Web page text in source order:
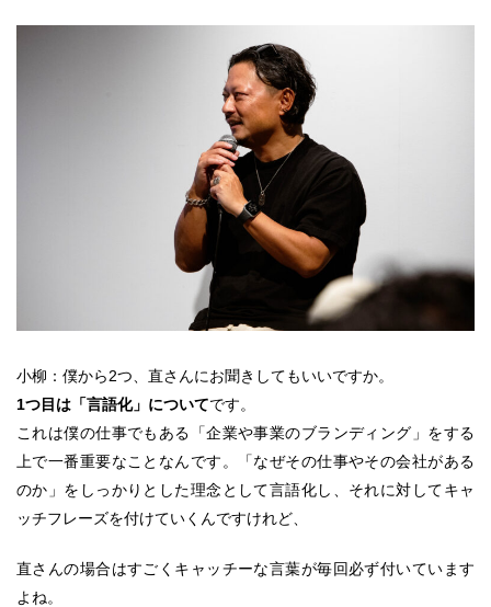
小柳：僕から2つ、直さんにお聞きしてもいいですか。
1つ目は「言語化」についてです。
これは僕の仕事でもある「企業や事業のブランディング」をする
上で一番重要なことなんです。「なぜその仕事やその会社がある
のか」をしっかりとした理念として言語化し、それに対してキャ
ッチフレーズを付けていくんですけれど、
直さんの場合はすごくキャッチーな言葉が毎回必ず付いています
よね。